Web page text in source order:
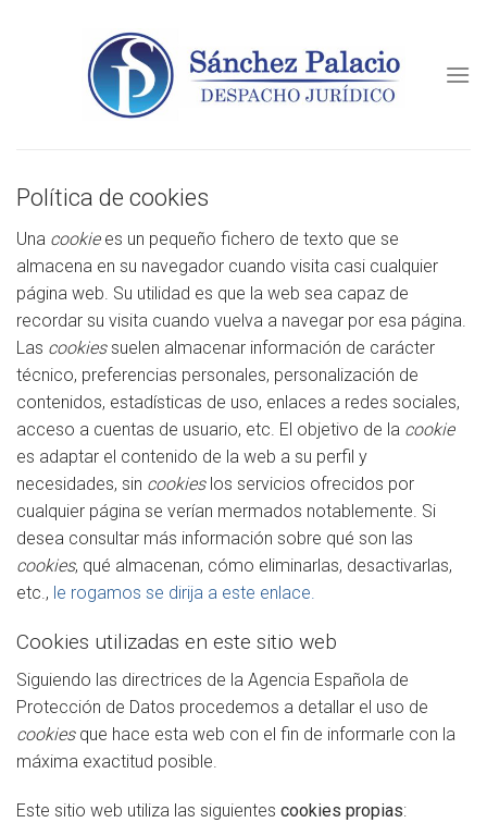
Política de cookies
Una cookiees un pequeño fichero de texto que se
almacena en su navegador cuando visita casi cualquier
página web. Su utilidad es que la web sea capaz de
recordar su visita cuando vuelva a navegar por esa página.
Las cookiessuelen almacenar información de carácter
técnico, preferencias personales, personalización de
contenidos, estadísticas de uso, enlaces a redes sociales,
acceso a cuentas de usuario, etc. El objetivo de la cookie
es adaptar el contenido de la web a su perfil y
necesidades, sin cookieslos servicios ofrecidos por
cualquier página se verían mermados notablemente. Si
desea consultar más información sobre qué son las
cookies, qué almacenan, cómo eliminarlas, desactivarlas,
etc., le rogamos se dirija a este enlace.
Cookies utilizadas en este sitio web
Siguiendo las directrices de la Agencia Española de
Protección de Datos procedemos a detallar el uso de
cookiesque hace esta web con el fin de informarle con la
máxima exactitud posible.
Este sitio web utiliza las siguientes cookies propias: